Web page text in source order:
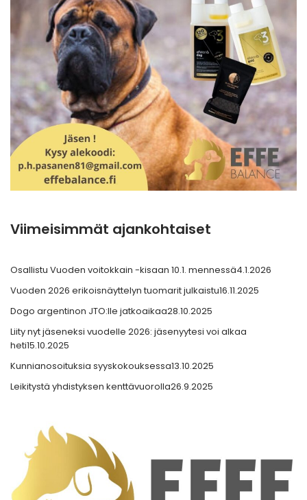
Viimeisimmät ajankohtaiset
Osallistu Vuoden voitokkain -kisaan 10.1. mennessä4.1.2026
Vuoden 2026 erikoisnäyttelyn tuomarit julkaistu16.11.2025
Dogo argentinon JTO:lle jatkoaikaa28.10.2025
Liity nyt jäseneksi vuodelle 2026: jäsenyytesi voi alkaa
heti15.10.2025
Kunnianosoituksia syyskokouksessa13.10.2025
Leikitystä yhdistyksen kenttävuorolla26.9.2025